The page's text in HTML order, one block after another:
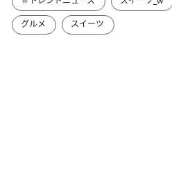
グルメ
スイーツ